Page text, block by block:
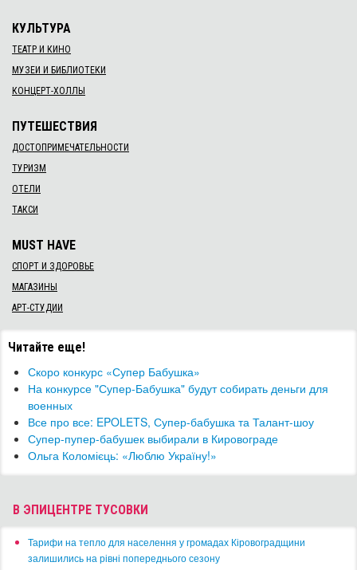
КУЛЬТУРА
ТЕАТР И КИНО
МУЗЕИ И БИБЛИОТЕКИ
КОНЦЕРТ-ХОЛЛЫ
ПУТЕШЕСТВИЯ
ДОСТОПРИМЕЧАТЕЛЬНОСТИ
ТУРИЗМ
ОТЕЛИ
ТАКСИ
MUST HAVE
СПОРТ И ЗДОРОВЬЕ
МАГАЗИНЫ
АРТ-СТУДИИ
Читайте еще!
Скоро конкурс «Супер Бабушка»
На конкурсе "Супер-Бабушка" будут собирать деньги для
военных
Все про все: EPOLETS, Супер-бабушка та Талант-шоу
Супер-пупер-бабушек выбирали в Кировограде
Ольга Коломієць: «Люблю Україну!»
В ЭПИЦЕНТРЕ ТУСОВКИ
​Тарифи на тепло для населення у громадах Кіровоградщини
залишились на рівні попереднього сезону